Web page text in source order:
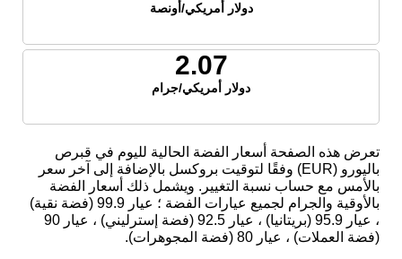
دولار أمريكي/أونصة
2.07
دولار أمريكي/جرام
تعرض هذه الصفحة أسعار الفضة الحالية لليوم في قبرص
باليورو (EUR) وفقًا لتوقيت بروكسل بالإضافة إلى آخر سعر
بالأمس مع حساب نسبة التغيير. ويشمل ذلك أسعار الفضة
بالأوقية والجرام لجميع عيارات الفضة ؛ عيار 99.9 (فضة نقية)
، عيار 95.9 (بريتانيا) ، عيار 92.5 (فضة إسترليني) ، عيار 90
(فضة العملات) ، عيار 80 (فضة المجوهرات).